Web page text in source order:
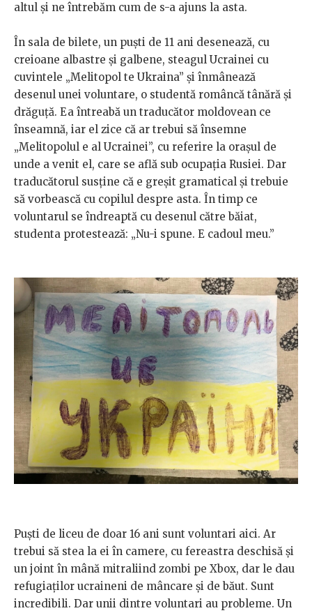
altul și ne întrebăm cum de s-a ajuns la asta.
În sala de bilete, un puști de 11 ani desenează, cu
creioane albastre și galbene, steagul Ucrainei cu
cuvintele „Melitopol te Ukraina” și înmânează
desenul unei voluntare, o studentă româncă tânără și
drăguță. Ea întreabă un traducător moldovean ce
înseamnă, iar el zice că ar trebui să însemne
„Melitopolul e al Ucrainei”, cu referire la orașul de
unde a venit el, care se află sub ocupația Rusiei. Dar
traducătorul susține că e greșit gramatical și trebuie
să vorbească cu copilul despre asta. În timp ce
voluntarul se îndreaptă cu desenul către băiat,
studenta protestează: „Nu-i spune. E cadoul meu.”
Puști de liceu de doar 16 ani sunt voluntari aici. Ar
trebui să stea la ei în camere, cu fereastra deschisă și
un joint în mână mitraliind zombi pe Xbox, dar le dau
refugiaților ucraineni de mâncare și de băut. Sunt
incredibili. Dar unii dintre voluntari au probleme. Un